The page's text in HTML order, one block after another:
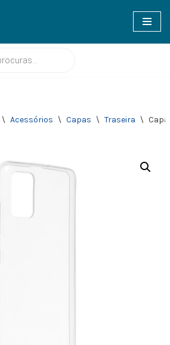
\ Acessórios \ Capas \ Traseira \